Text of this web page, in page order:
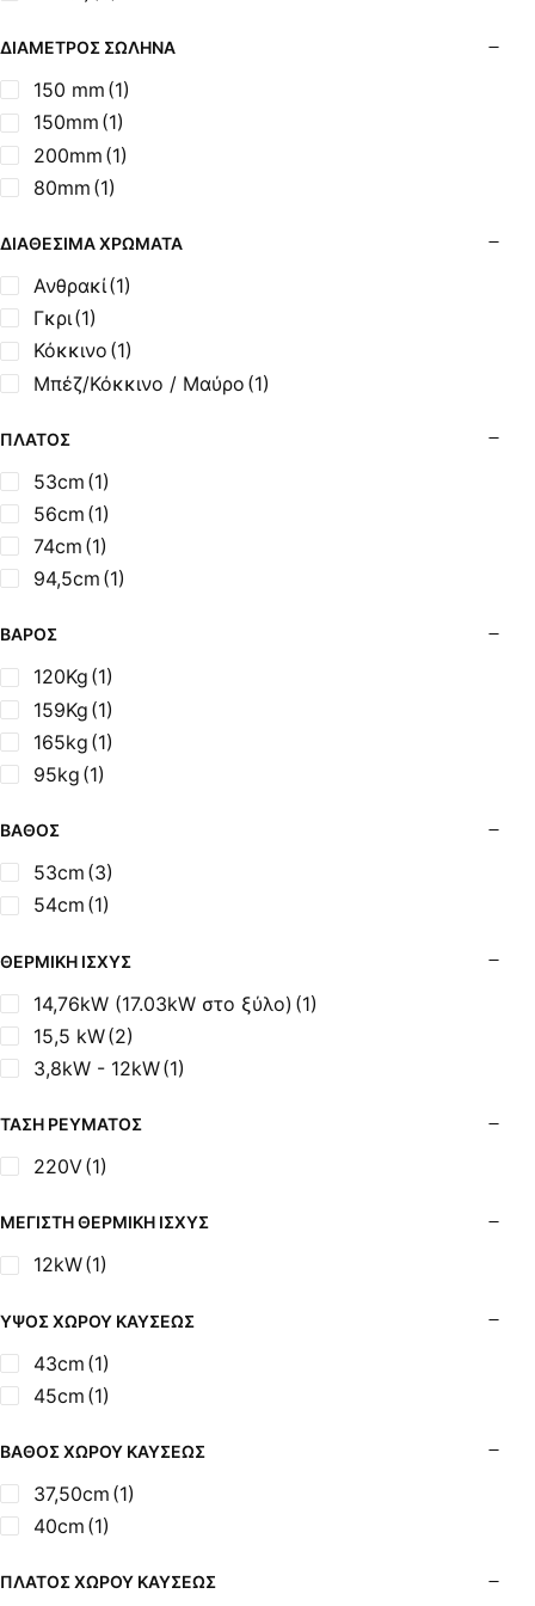
Σόμπες Ξύλου από Ατσάλι με Φούρνο
Σόμπες Πετρελαίου (Alfatherm)
Σόμπες Πετρελαίου (Assos)
Σόμπες Πετρελαίου (StarStoves)
Σόμπες Πετρελαίου (ThermoSteel)
Σόμπες Πετρελαίου (ΟΒΕΛ)
Σόμπες Πετρελαίου Αερόθερμες (Agorastos)
Σόμπες Υγραερίου
Σούβλες - Εργαλεία Ψησίματος BBQ
Σχάρες Ψησίματος
Σωλήνες (Μπουριά), Εξαρτήματα Σόμπας
Τζάκια - Εστίες
Ψησταριές
ΔΙΆΜΕΤΡΟΣ ΣΩΛΉΝΑ
150 mm (1)
150mm (1)
200mm (1)
80mm (1)
ΔΙΑΘΈΣΙΜΑ ΧΡΏΜΑΤΑ
Ανθρακί(1)
Γκρι(1)
Κόκκινο (1)
Μπέζ/Κόκκινο / Μαύρο (1)
ΠΛΆΤΟΣ
53cm (1)
56cm (1)
74cm (1)
94,5cm (1)
ΒΆΡΟΣ
120Kg (1)
159Kg (1)
165kg (1)
95kg (1)
ΒΆΘΟΣ
53cm (3)
54cm (1)
ΘΕΡΜΙΚΉ ΙΣΧΎΣ
14,76kW (17.03kW στο ξύλο) (1)
15,5 kW(2)
3,8kW - 12kW(1)
ΤΆΣΗ ΡΕΎΜΑΤΟΣ
220V(1)
ΜΈΓΙΣΤΗ ΘΕΡΜΙΚΉ ΙΣΧΎΣ
12kW(1)
ΎΨΟΣ ΧΏΡΟΥ ΚΑΎΣΕΩΣ
43cm (1)
45cm (1)
ΒΆΘΟΣ ΧΏΡΟΥ ΚΑΎΣΕΩΣ
37,50cm (1)
40cm (1)
ΠΛΆΤΟΣ ΧΏΡΟΥ ΚΑΎΣΕΩΣ